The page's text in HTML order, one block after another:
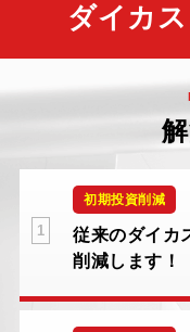
ダイカ
1
初期投資削減
従来のダイカ
削減します！